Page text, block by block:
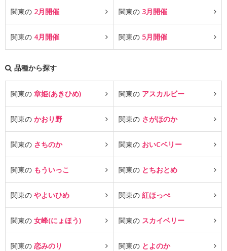
関東の 2月開催 関東の 3月開催
関東の 4月開催 関東の 5月開催
品種から探す
関東の 章姫(あきひめ) 関東の アスカルビー
関東の かおり野 関東の さがほのか
関東の さちのか 関東の おいCベリー
関東の もういっこ 関東の とちおとめ
関東の やよいひめ 関東の 紅ほっぺ
関東の 女峰(にょほう) 関東の スカイベリー
関東の 恋みのり 関東の とよのか